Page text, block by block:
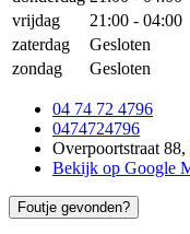
vrijdag
21:00 - 04:00
zaterdag
Gesloten
zondag
Gesloten
04 74 72 4796
0474724796
Overpoortstraat 88,
Bekijk op Google
Foutje gevonden?